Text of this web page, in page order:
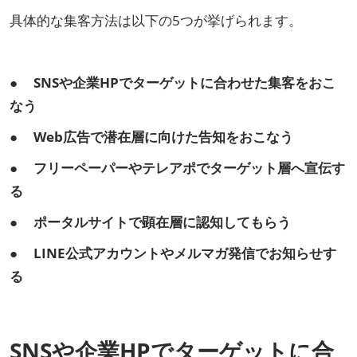
具体的な集客方法は以下の5つが挙げられます。
● SNSや企業HPでターゲットに合わせた集客をおこ
なう
● Web広告で潜在層に向けた告知をおこなう
● フリーペーパーやテレアポでターゲット層へ宣伝す
る
● ポータルサイトで顕在層に認知してもらう
● LINE公式アカウントやメルマガ発信でお知らせす
る